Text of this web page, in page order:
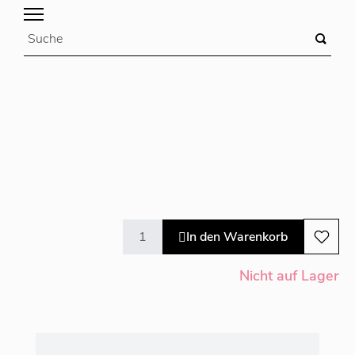
In den Warenkorb
Nicht auf Lager